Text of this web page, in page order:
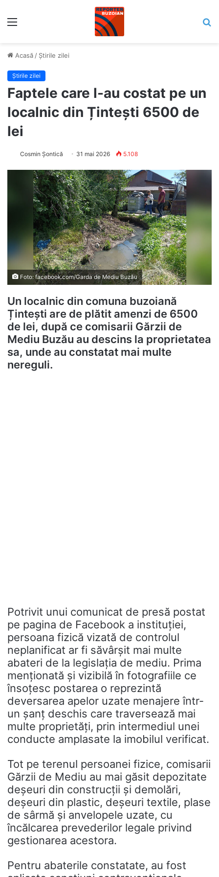
Acasă / Știrile zilei
Știrile zilei
Faptele care l-au costat pe un
localnic din Țintești 6500 de
lei
Cosmin Șontică 31 mai 2026 5.108
Foto: facebook.com/Garda de Mediu Buzău
Un localnic din comuna buzoiană
Țintești are de plătit amenzi de 6500
de lei, după ce comisarii Gărzii de
Mediu Buzău au descins la proprietatea
sa, unde au constatat mai multe
nereguli.
Potrivit unui comunicat de presă postat
pe pagina de Facebook a instituției,
persoana fizică vizată de controlul
neplanificat ar fi săvârșit mai multe
abateri de la legislația de mediu. Prima
menționată și vizibilă în fotografiile ce
însoțesc postarea o reprezintă
deversarea apelor uzate menajere într-
un șanț deschis care traversează mai
multe proprietăți, prin intermediul unei
conducte amplasate la imobilul verificat.
Tot pe terenul persoanei fizice, comisarii
Gărzii de Mediu au mai găsit depozitate
deșeuri din construcții și demolări,
deșeuri din plastic, deșeuri textile, plase
de sârmă și anvelopele uzate, cu
încălcarea prevederilor legale privind
gestionarea acestora.
Pentru abaterile constatate, au fost